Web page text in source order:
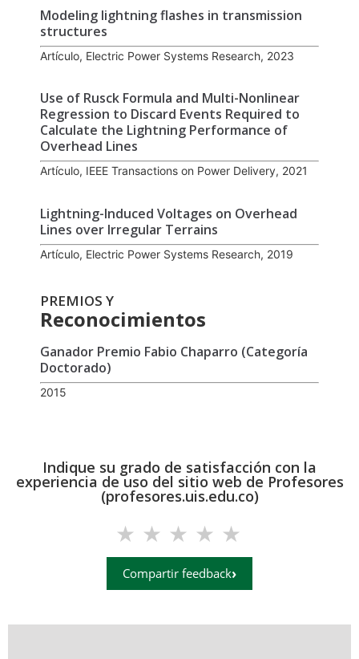
Modeling lightning flashes in transmission
structures
Artículo, Electric Power Systems Research, 2023
Use of Rusck Formula and Multi-Nonlinear
Regression to Discard Events Required to
Calculate the Lightning Performance of
Overhead Lines
Artículo, IEEE Transactions on Power Delivery, 2021
Lightning-Induced Voltages on Overhead
Lines over Irregular Terrains
Artículo, Electric Power Systems Research, 2019
PREMIOS Y
Reconocimientos
Ganador Premio Fabio Chaparro (Categoría
Doctorado)
2015
Indique su grado de satisfacción con la
experiencia de uso del sitio web de Profesores
(profesores.uis.edu.co)